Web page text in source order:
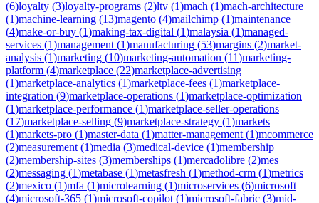
(6)loyalty (3)loyalty-programs (2)ltv (1)mach (1)mach-architecture
(1)machine-learning (13)magento (4)mailchimp (1)maintenance
(4)make-or-buy (1)making-tax-digital (1)malaysia (1)managed-
services (1)management (1)manufacturing (53)margins (2)market-
analysis (1)marketing (10)marketing-automation (11)marketing-
platform (4)marketplace (22)marketplace-advertising
(1)marketplace-analytics (1)marketplace-fees (1)marketplace-
integration (9)marketplace-operations (1)marketplace-optimization
(1)marketplace-performance (1)marketplace-seller-operations
(17)marketplace-selling (9)marketplace-strategy (1)markets
(1)markets-pro (1)master-data (1)matter-management (1)mcommerce
(2)measurement (1)media (3)medical-device (1)membership
(2)membership-sites (3)memberships (1)mercadolibre (2)mes
(2)messaging (1)metabase (1)metasfresh (1)method-crm (1)metrics
(2)mexico (1)mfa (1)microlearning (1)microservices (6)microsoft
(4)microsoft-365 (1)microsoft-copilot (1)microsoft-fabric (3)mid-